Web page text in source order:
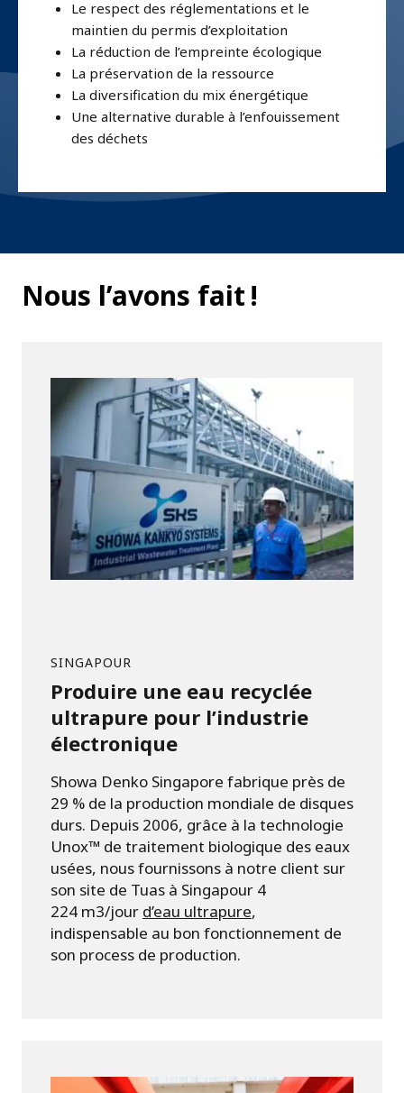
Le respect des réglementations et le
maintien du permis d’exploitation
La réduction de l’empreinte écologique
La préservation de la ressource
La diversification du mix énergétique
Une alternative durable à l’enfouissement
des déchets
Nous l’avons fait !
SINGAPOUR
Produire une eau recyclée
ultrapure pour l’industrie
électronique
Showa Denko Singapore fabrique près de
29 % de la production mondiale de disques
durs. Depuis 2006, grâce à la technologie
Unox™ de traitement biologique des eaux
usées, nous fournissons à notre client sur
son site de Tuas à Singapour 4
224 m3/jour d’eau ultrapure,
indispensable au bon fonctionnement de
son process de production.